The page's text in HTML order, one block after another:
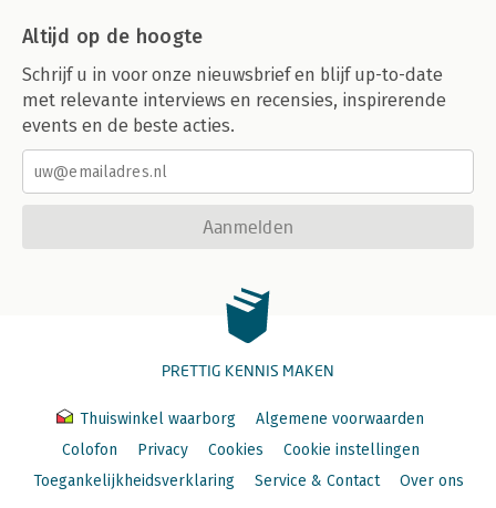
Altijd op de hoogte
Schrijf u in voor onze nieuwsbrief en blijf up-to-date
met relevante interviews en recensies, inspirerende
events en de beste acties.
Aanmelden
PRETTIG KENNIS MAKEN
Thuiswinkel waarborg
Algemene voorwaarden
Colofon
Privacy Cookies
Cookie instellingen
Toegankelijkheidsverklaring
Service & Contact Over ons